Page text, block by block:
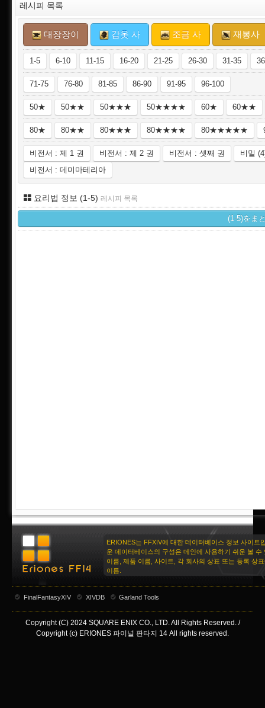
레시피 목록
대장장이 갑옷 사 조금 사 재봉사
1-5 6-10 11-15 16-20 21-25 26-30 31-35
71-75 76-80 81-85 86-90 91-95 96-100
50★ 50★★ 50★★★ 50★★★★ 60★ 60★★
80★ 80★★ 80★★★ 80★★★★ 80★★★★★
비전서 : 제 1 권 비전서 : 제 2 권 비전서 : 셋째 권
비밀
비전서 : 데미마테리아
요리법 정보 (1-5) 레시피 목록
(1-5)をま
ERIONES는 FFXIV에 대한 데이터베이스 정보 사이트
운 데이터베이스의 구성은 메인에 사용하기 쉬운 볼 수
이름, 제품 이름, 사이트, 각 회사의 상표 또는 등록 상
이름.
FinalFantasyXIV XIVDB Garland Tools
Copyright (C) 2024 SQUARE ENIX CO., LTD. All Rights Reserved. /
Copyright (c) ERIONES 파이널 판타지 14 All rights reserved.